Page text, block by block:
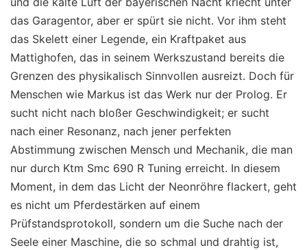
das Garagentor, aber er spürt sie nicht. Vor ihm steht
das Skelett einer Legende, ein Kraftpaket aus
Mattighofen, das in seinem Werkszustand bereits die
Grenzen des physikalisch Sinnvollen ausreizt. Doch für
Menschen wie Markus ist das Werk nur der Prolog. Er
sucht nicht nach bloßer Geschwindigkeit; er sucht
nach einer Resonanz, nach jener perfekten
Abstimmung zwischen Mensch und Mechanik, die man
nur durch Ktm Smc 690 R Tuning erreicht. In diesem
Moment, in dem das Licht der Neonröhre flackert, geht
es nicht um Pferdestärken auf einem
Prüfstandsprotokoll, sondern um die Suche nach der
Seele einer Maschine, die so schmal und drahtig ist,